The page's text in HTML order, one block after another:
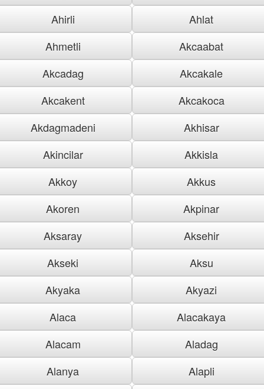
Ahirli
Ahlat
Ahmetli
Akcaabat
Akcadag
Akcakale
Akcakent
Akcakoca
Akdagmadeni
Akhisar
Akincilar
Akkisla
Akkoy
Akkus
Akoren
Akpinar
Aksaray
Aksehir
Akseki
Aksu
Akyaka
Akyazi
Alaca
Alacakaya
Alacam
Aladag
Alanya
Alapli